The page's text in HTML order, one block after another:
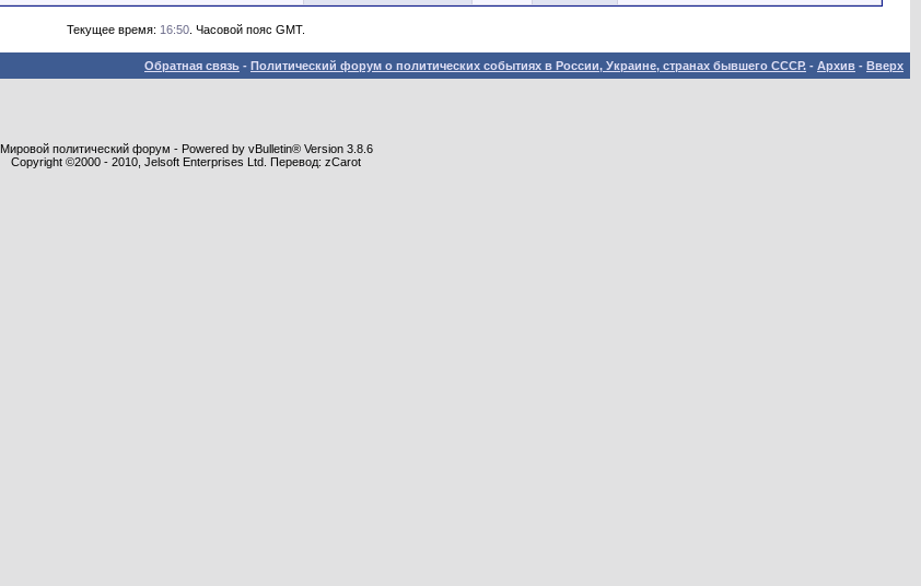
Текущее время: 16:50 . Часовой пояс GMT.
Обратная связь - Политический форум о политических событиях в России, Украине, странах бывшего СССР. - Архив - Вверх
Мировой политический форум - Powered by vBulletin® Version 3.8.6
Copyright ©2000 - 2010, Jelsoft Enterprises Ltd. Перевод: zCarot